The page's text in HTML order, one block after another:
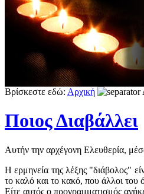
Βρίσκεστε εδώ: Αρχική
Ποιος Διαβάλλει
Aυτήν την αρχέγονη Ελευθερία,
Η ερμηνεία της λέξης "διάβολος"
το καλό και το κακό, που άλλοι του
Είτε αυτός ο προγραμματισμός